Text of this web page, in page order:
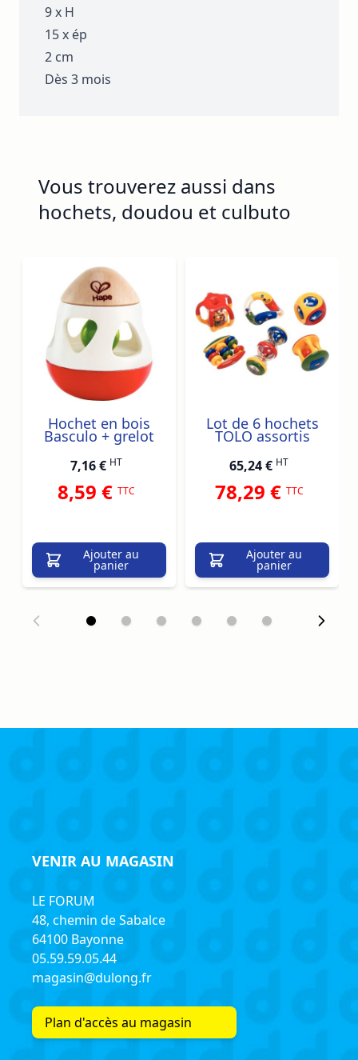
9 x H
15 x ép
2 cm
Dès 3 mois
Vous trouverez aussi dans
hochets, doudou et culbuto
Navigating through the elements of the carousel is
Press to skip carousel
Press to go to carousel navigation
Hochet en bois
Basculo + grelot
7,16 € HT
8,59 € TTC
Ajouter au
panier
Lot de 6 hochets
TOLO assortis
65,24 € HT
78,29 € TTC
Ajouter au
panier
VENIR AU MAGASIN
LE FORUM
48, chemin de Sabalce
64100 Bayonne
05.59.59.05.44
magasin@dulong.fr
Plan d'accès au magasin